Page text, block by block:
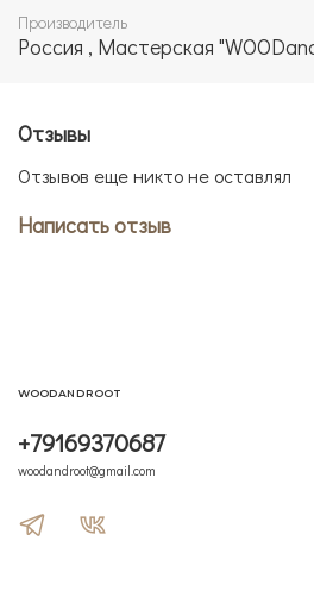
Производитель
Россия , Мастерская
Отзывы
Отзывов еще никто не оставлял
Написать отзыв
+79169370687
woodandroot@gmail.com
WOODANDROOT